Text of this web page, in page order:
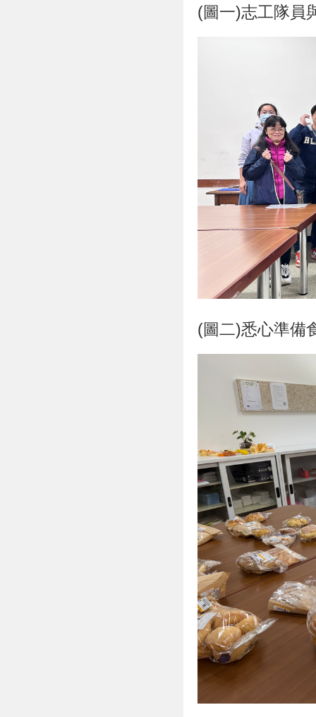
(圖一)志工隊員
(圖二)悉心準備